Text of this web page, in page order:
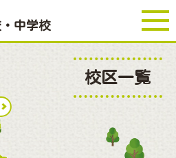
中学校
校区一覧